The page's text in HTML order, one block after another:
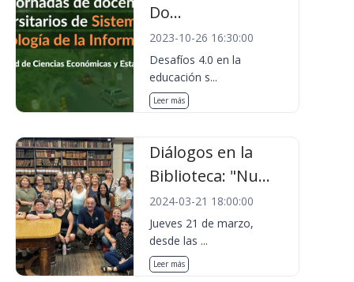
Do...
2023-10-26 16:30:00
Desafíos 4.0 en la
educación s...
Leer más
Diálogos en la
Biblioteca: "Nu...
2024-03-21 18:00:00
Jueves 21 de marzo,
desde las ...
Leer más